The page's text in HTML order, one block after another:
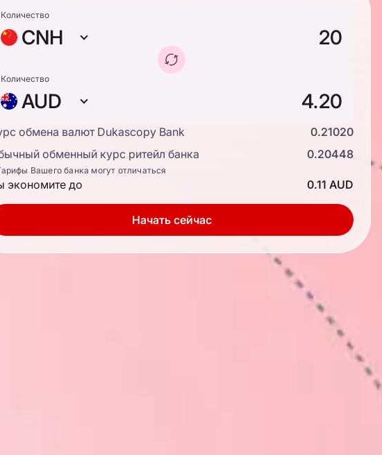
Количество
CNH
Количество
AUD
обмена валют Dukascopy Bank
0.21020
обменный курс ритейл банка
0.20448
Вашего банка могут отличаться
экономите до 0.11 AUD
Начать сейчас